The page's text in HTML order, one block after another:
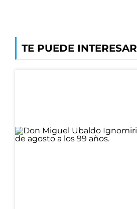
TE PUEDE INTERESAR